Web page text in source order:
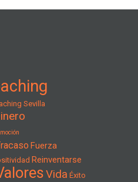
Sevilla
Fuerza
Reinventarse
Vida Éxito